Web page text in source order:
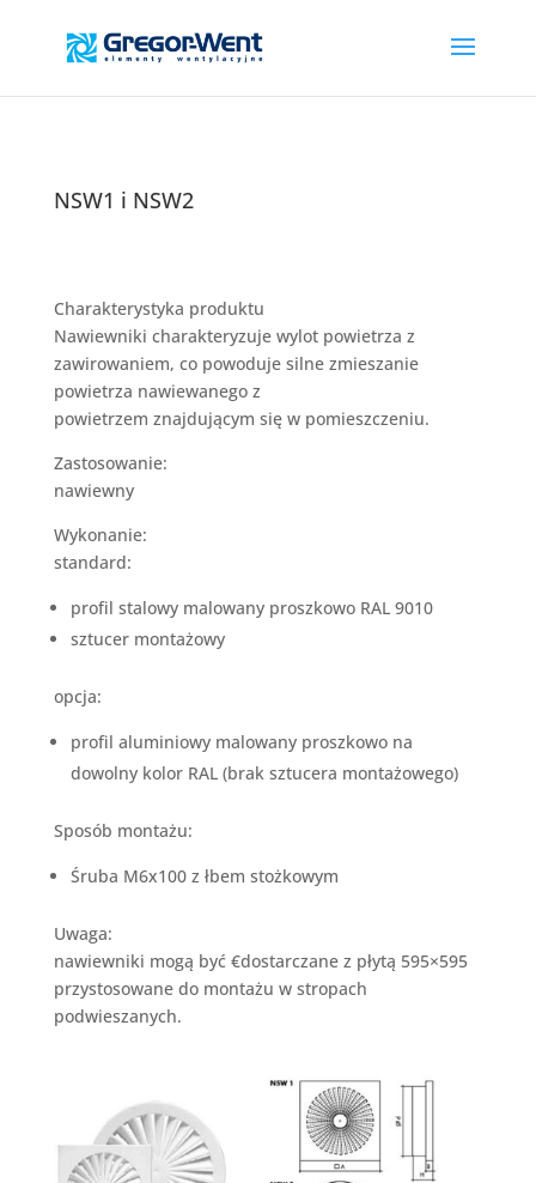
NSW1 i NSW2
Charakterystyka produktu
Nawiewniki charakteryzuje wylot powietrza z
zawirowaniem, co powoduje silne zmieszanie
powietrza nawiewanego z
powietrzem znajdującym się w pomieszczeniu.
Zastosowanie:
nawiewny
Wykonanie:
standard:
profil stalowy malowany proszkowo RAL 9010
sztucer montażowy
opcja:
profil aluminiowy malowany proszkowo na
dowolny kolor RAL (brak sztucera montażowego)
Sposób montażu:
Śruba M6x100 z łbem stożkowym
Uwaga:
nawiewniki mogą być €dostarczane z płytą 595×595
przystosowane do montażu w stropach
podwieszanych.